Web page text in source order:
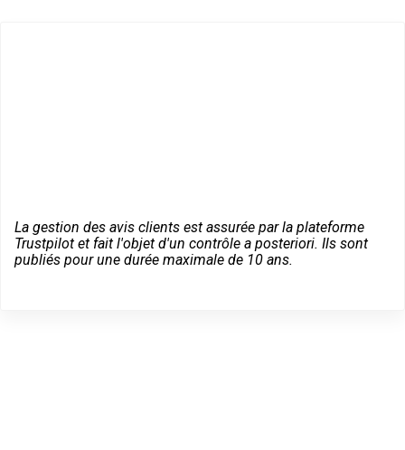
La gestion des avis clients est assurée par la plateforme
Trustpilot et fait l'objet d'un contrôle a posteriori. Ils sont
publiés pour une durée maximale de 10 ans.